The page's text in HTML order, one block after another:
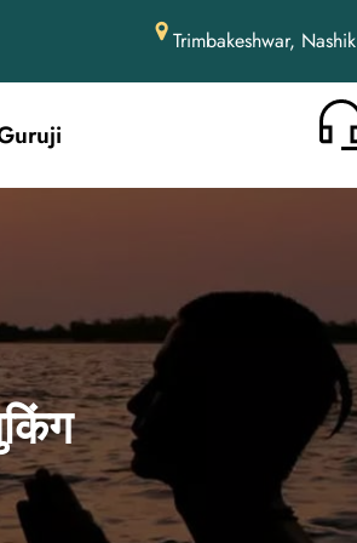
Trimbakeshwar, Nashik